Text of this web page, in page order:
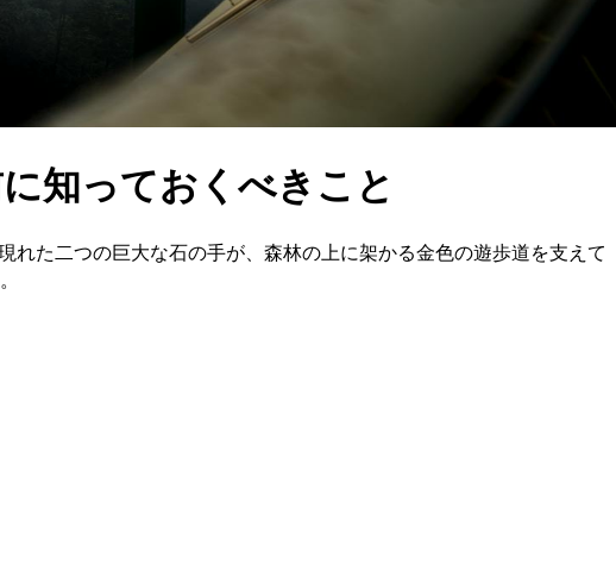
知っておくべきこと
た二つの巨大な石の手が、森林の上に架かる金色の遊歩道を支えて